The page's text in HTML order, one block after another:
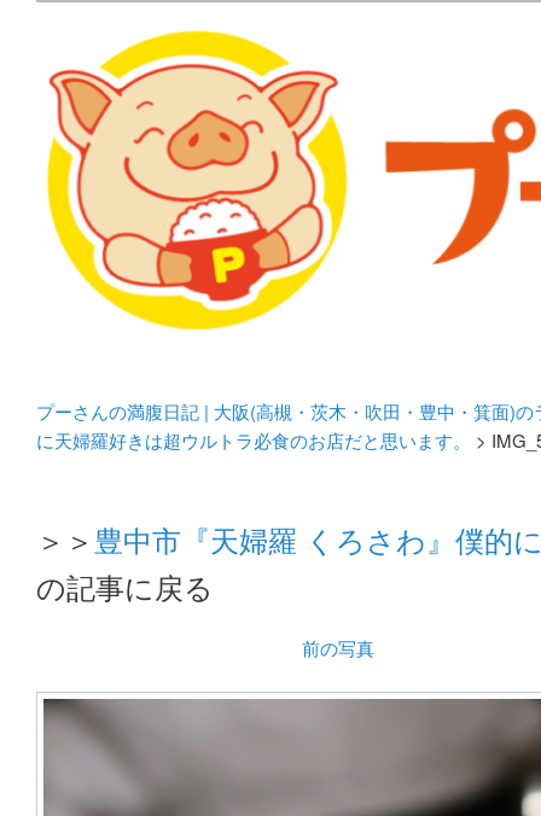
プーさんの満腹日記 |
豊中・箕面)のランチ＆
化してます。
プーさんの満腹日記 | 大阪(高槻・茨木・吹田・豊中・箕面)
に天婦羅好きは超ウルトラ必食のお店だと思います。
>
＞＞ 豊中市『天婦羅 くろさわ』僕的
の記事に戻る
前の写真